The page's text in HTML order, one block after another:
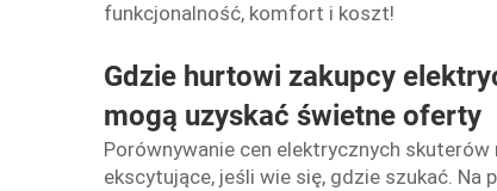
funkcjonalność, komfort i koszt!
Gdzie hurtowi zakupcy
mogą uzyskać świetne oferty
Porównywanie cen elektrycznych
ekscytujące, jeśli wie się, gdzie szukać.